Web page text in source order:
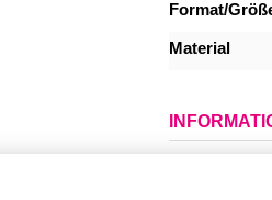
Format/
Material